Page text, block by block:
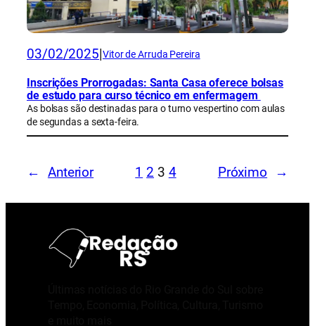
03/02/2025 Vitor de Arruda Pereira
Inscrições Prorrogadas: Santa Casa oferece bolsas
de estudo para curso técnico em enfermagem
As bolsas são destinadas para o turno vespertino com aulas
de segundas a sexta-feira.
← Anterior 1 2 3 4 Próximo →